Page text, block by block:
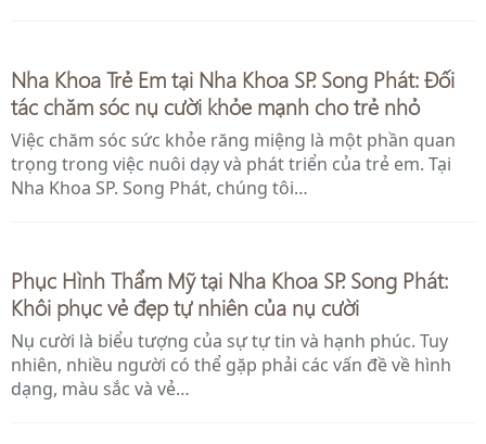
Nha Khoa Trẻ Em tại Nha Khoa SP. Song Phát: Đối
tác chăm sóc nụ cười khỏe mạnh cho trẻ nhỏ
Việc chăm sóc sức khỏe răng miệng là một phần quan
trọng trong việc nuôi dạy và phát triển của trẻ em. Tại
Nha Khoa SP. Song Phát, chúng tôi…
Phục Hình Thẩm Mỹ tại Nha Khoa SP. Song Phát:
Khôi phục vẻ đẹp tự nhiên của nụ cười
Nụ cười là biểu tượng của sự tự tin và hạnh phúc. Tuy
nhiên, nhiều người có thể gặp phải các vấn đề về hình
dạng, màu sắc và vẻ…